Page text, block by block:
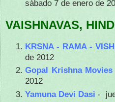
sábado 7 de enero de
VAISHNAVAS,
KRSNA - RAMA -
de 2012
Gopal Krishna Movies
2012
Yamuna Devi Dasi -